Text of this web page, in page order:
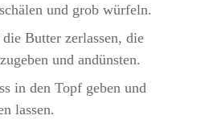
und grob würfeln.
Butter zerlassen, die
und andünsten.
in den Topf geben und
lassen.